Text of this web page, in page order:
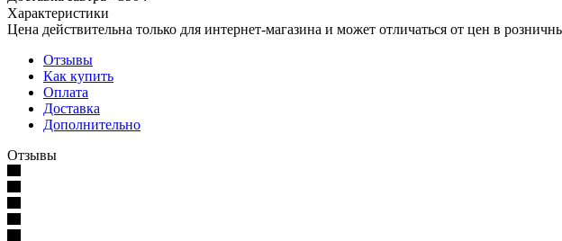
Характеристики
Цена действительна только для интернет-магазина и может отличаться от цен в
Отзывы
Как купить
Оплата
Доставка
Дополнительно
Отзывы